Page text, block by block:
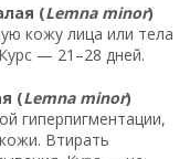
(Lemna minor)
кожу лица или тела
— 21–28 дней.
(Lemna minor)
гиперпигментации,
Втирать